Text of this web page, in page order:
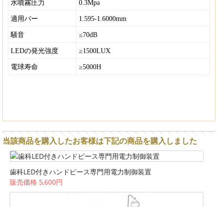
水噴霧圧力 0.3Mpa
適用バー 1.595-1.6000mm
騒音 ≤70dB
LEDの発光強度 ≥1500LUX
電球寿命 ≥5000H
当該商品を購入したお客様は下記の商品を購入しました
歯科LED付きハンドピース専門用電力制御装置
販売価格 5,600円